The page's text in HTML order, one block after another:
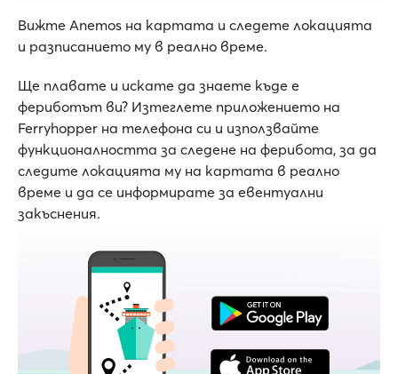
Вижте Anemos на картата и следете локацията
и разписанието му в реално време.
Ще плавате и искате да знаете къде е
фериботът ви? Изтеглете приложението на
Ferryhopper на телефона си и използвайте
функционалността за следене на ферибота, за да
следите локацията му на картата в реално
време и да се информирате за евентуални
закъснения.